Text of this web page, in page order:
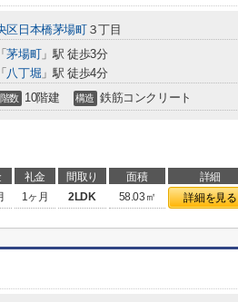
区日本橋茅場町３丁目
「茅場町」駅 徒歩3分
「 八丁堀 」駅 徒歩4分
階数 10階建 構造 鉄筋コンクリート
礼金 間取り 面積 詳細
1ヶ月 2LDK 58.03㎡ 詳細を見る